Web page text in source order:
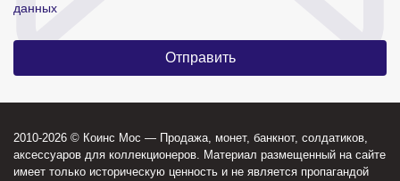
данных
2010-2026 © Коинс Мос — Продажа, монет, банкнот, солдатиков,
аксессуаров для коллекционеров. Материал размещенный на сайте
имеет только историческую ценность и не является пропагандой